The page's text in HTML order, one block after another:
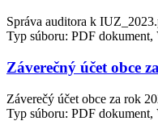
Správa auditora k
Typ súboru: PDF
Záverečný účet obce
Záverečý účet obce za rok
Typ súboru: PDF